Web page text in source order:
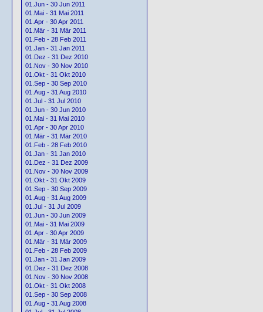
01.Jun - 30 Jun 2011
01.Mai - 31 Mai 2011
01.Apr - 30 Apr 2011
01.Mär - 31 Mär 2011
01.Feb - 28 Feb 2011
01.Jan - 31 Jan 2011
01.Dez - 31 Dez 2010
01.Nov - 30 Nov 2010
01.Okt - 31 Okt 2010
01.Sep - 30 Sep 2010
01.Aug - 31 Aug 2010
01.Jul - 31 Jul 2010
01.Jun - 30 Jun 2010
01.Mai - 31 Mai 2010
01.Apr - 30 Apr 2010
01.Mär - 31 Mär 2010
01.Feb - 28 Feb 2010
01.Jan - 31 Jan 2010
01.Dez - 31 Dez 2009
01.Nov - 30 Nov 2009
01.Okt - 31 Okt 2009
01.Sep - 30 Sep 2009
01.Aug - 31 Aug 2009
01.Jul - 31 Jul 2009
01.Jun - 30 Jun 2009
01.Mai - 31 Mai 2009
01.Apr - 30 Apr 2009
01.Mär - 31 Mär 2009
01.Feb - 28 Feb 2009
01.Jan - 31 Jan 2009
01.Dez - 31 Dez 2008
01.Nov - 30 Nov 2008
01.Okt - 31 Okt 2008
01.Sep - 30 Sep 2008
01.Aug - 31 Aug 2008